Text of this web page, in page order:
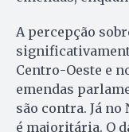
A percepção
Centro-Oeste e
emendas
são contra. Já no
é majoritária. O